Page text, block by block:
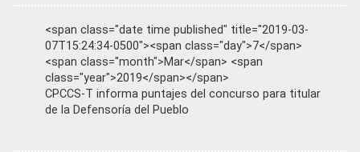
<span class="date time published" title="2019-03-
07T15:24:34-0500"><span class="day">7</span>
<span class="month">Mar</span> <span
class="year">2019</span></span>
CPCCS-T informa puntajes del concurso para titular
de la Defensoría del Pueblo